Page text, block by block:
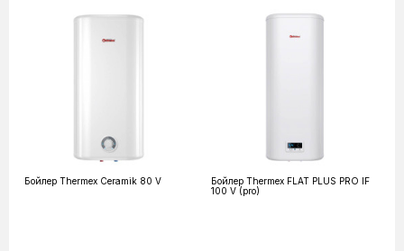
Бойлер Thermex Ceramik 80 V
Бойлер Thermex FLAT PLUS PRO IF
100 V (pro)